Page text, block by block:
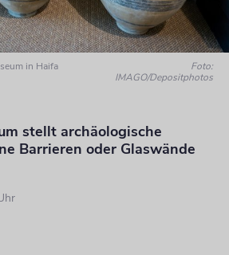
in Haifa
Foto:
IMAGO/Depositphotos
stellt archäologische
Barrieren oder Glaswände